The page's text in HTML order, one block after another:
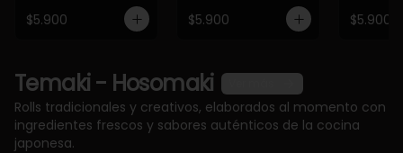
$5.900 $5.900 $5.900
Temaki - Hosomaki
Rolls tradicionales y creativos, elaborados al momento con
ingredientes frescos y sabores auténticos de la cocina
japonesa.